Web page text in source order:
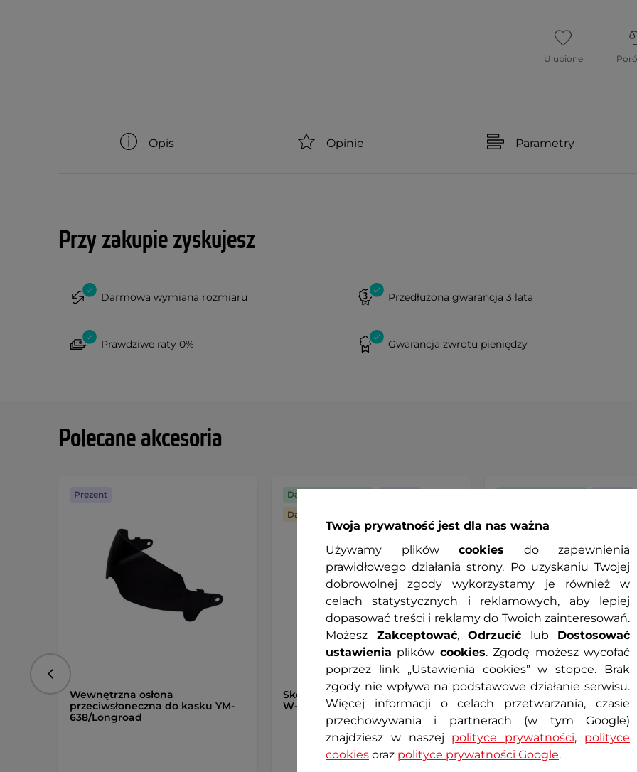
Ulubione
Opis Opinie Parametry
Przy zakupie zyskujesz
Darmowa wymiana rozmiaru Przedłużona gwarancja 3 lata
Prawdziwe raty 0% Gwarancja zwrotu pieniędzy
Polecane akcesoria
Wewnętrzna osłona
przeciwsłoneczna do kasku YM-
638/Longroad
Prezent
Skórzane rękawice motocyklowe
W-TEC Dahmer
Darmowa dostawa
Darmowa wymiana rozmiaru
Męskie jeansowe spodnie
motocyklowe W-TEC
membraną wodoodporną
Poprzedni
Twoja prywatność jest dla nas ważna
Używamy plików cookies do zapewnienia
prawidłowego działania strony. Po uzyskaniu Twojej
dobrowolnej zgody wykorzystamy je również w
celach statystycznych i reklamowych, aby lepiej
dopasować treści i reklamy do Twoich zainteresowań.
Możesz Zakceptować, Odrzucić lub Dostosować
ustawienia plików cookies. Zgodę możesz wycofać
poprzez link „Ustawienia cookies” w stopce. Brak
zgody nie wpływa na podstawowe działanie serwisu.
Więcej informacji o celach przetwarzania, czasie
przechowywania i partnerach (w tym Google)
znajdziesz w naszej polityce prywatności, polityce
cookies oraz polityce prywatności Google.